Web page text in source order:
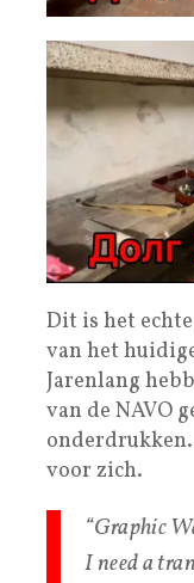
Dit is het
van het
Jarenlang
van de NAVO
voor zich.
“Graphic
I need a